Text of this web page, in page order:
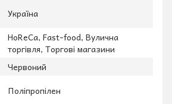
Україна
HoReCa, Fast-food, Вулична
торгівля, Торгові магазини
Червоний
Поліпропілен